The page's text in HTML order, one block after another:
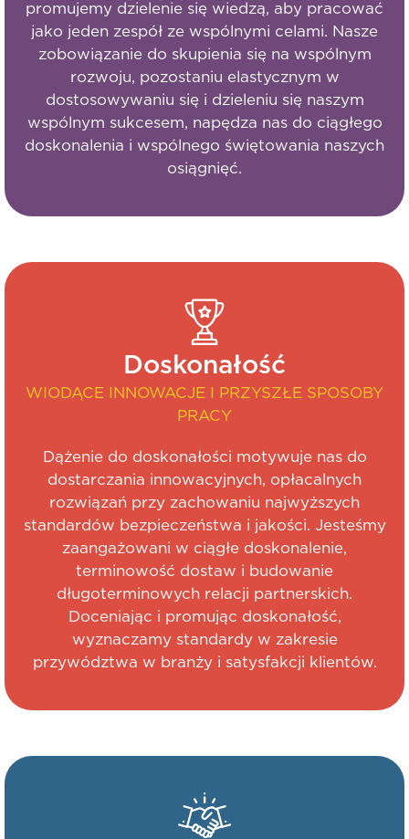
promujemy dzielenie się wiedzą, aby pracować
jako jeden zespół ze wspólnymi celami. Nasze
zobowiązanie do skupienia się na wspólnym
rozwoju, pozostaniu elastycznym w
dostosowywaniu się i dzieleniu się naszym
wspólnym sukcesem, napędza nas do ciągłego
doskonalenia i wspólnego świętowania naszych
osiągnięć.
Doskonałość
WIODĄCE INNOWACJE I PRZYSZŁE SPOSOBY
PRACY
Dążenie do doskonałości motywuje nas do
dostarczania innowacyjnych, opłacalnych
rozwiązań przy zachowaniu najwyższych
standardów bezpieczeństwa i jakości. Jesteśmy
zaangażowani w ciągłe doskonalenie,
terminowość dostaw i budowanie
długoterminowych relacji partnerskich.
Doceniając i promując doskonałość,
wyznaczamy standardy w zakresie
przywództwa w branży i satysfakcji klientów.